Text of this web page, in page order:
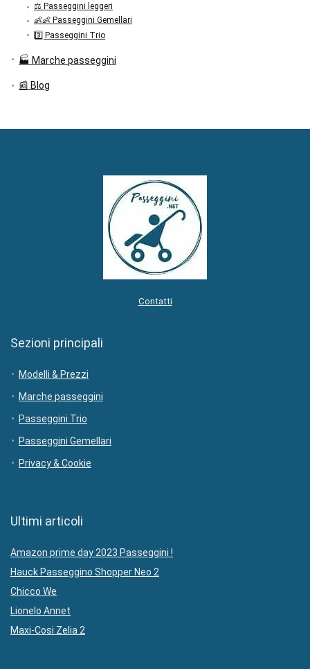
⚖️ Passeggini leggeri
👶👶 Passeggini Gemellari
3️⃣ Passeggini Trio
🏭 Marche passeggini
📰 Blog
Contatti
Sezioni principali
Modelli & Prezzi
Marche passeggini
Passeggini Trio
Passeggini Gemellari
Privacy & Cookie
Ultimi articoli
Amazon prime day 2023 Passeggini !
Hauck Passeggino Shopper Neo 2
Chicco We
Lionelo Annet
Maxi-Cosi Zelia 2